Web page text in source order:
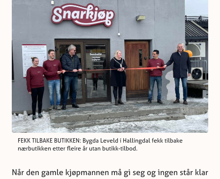
FEKK TILBAKE BUTIKKEN: Bygda Leveld i Hallingdal fekk tilbake
nærbutikken etter fleire år utan butikk-tilbod.
Når den gamle kjøpmannen må gi seg og ingen står klar